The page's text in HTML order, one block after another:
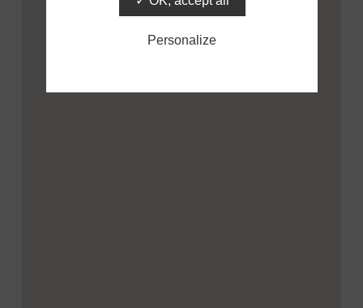
Personalize